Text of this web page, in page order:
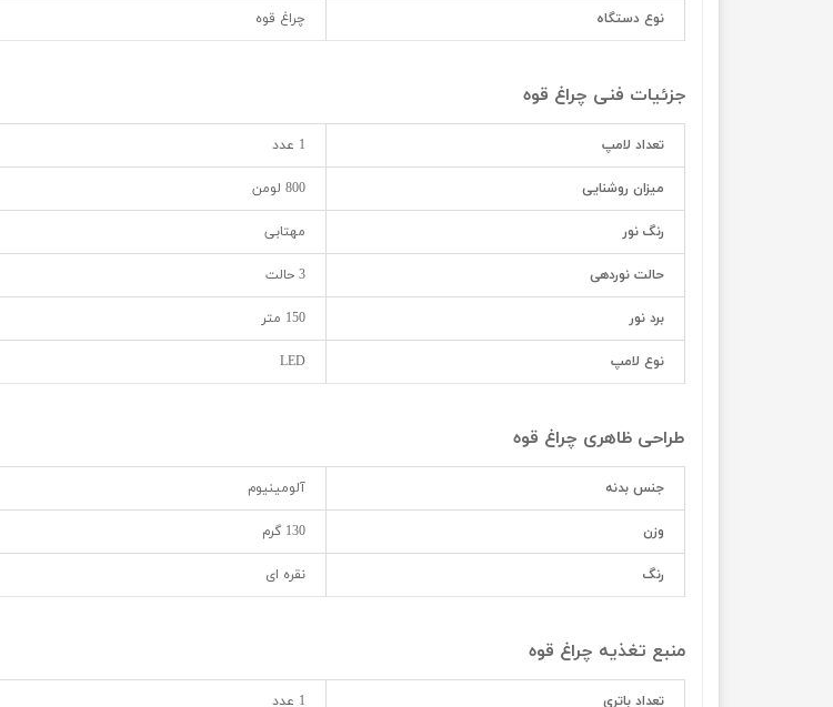
نوع دستگاه چراغ قوه
جزئیات فنی چراغ قوه
تعداد لامپ 1 عدد
میزان روشنایی 800 لومن
رنگ نور مهتابی
حالت نوردهی 3 حالت
برد نور 150 متر
نوع لامپ LED
طراحی ظاهری چراغ قوه
جنس بدنه آلومینیوم
وزن 130 گرم
رنگ نقره ای
منبع تغذیه چراغ قوه
تعداد باتری 1 عدد